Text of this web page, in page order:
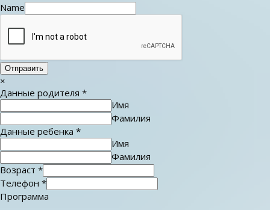
Name
Отправить
×
Данные родителя *
Имя
Фамилия
Данные ребенка *
Имя
Фамилия
Возраст *
Телефон *
Программа